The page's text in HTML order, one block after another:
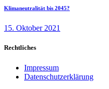
Klimaneutralität bis 2045?
15. Oktober 2021
Rechtliches
Impressum
Datenschutzerklärung